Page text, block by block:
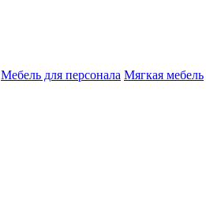
Мебель для персонала Мягкая мебель